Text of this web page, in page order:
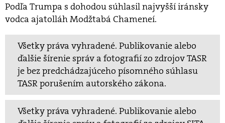
Podľa Trumpa s dohodou súhlasil najvyšší iránsky
vodca ajatolláh Modžtabá Chameneí.
Všetky práva vyhradené. Publikovanie alebo
ďalšie šírenie správ a fotografií zo zdrojov TASR
je bez predchádzajúceho písomného súhlasu
TASR porušením autorského zákona.
Všetky práva vyhradené. Publikovanie alebo